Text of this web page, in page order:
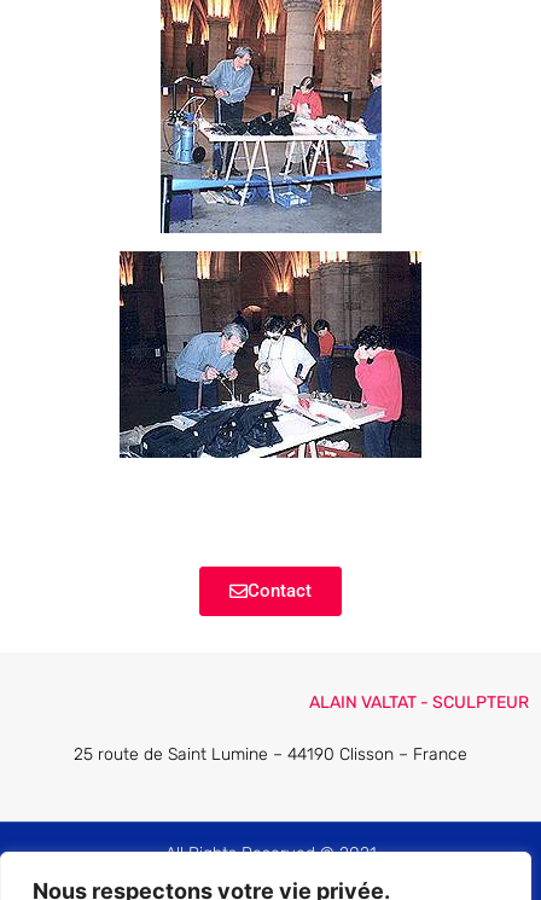
Nous respectons votre vie privée.
Contact
ALAIN VALTAT - SCULPTEUR
25 route de Saint Lumine – 44190 Clisson – France
All Rights Reserved © 2021